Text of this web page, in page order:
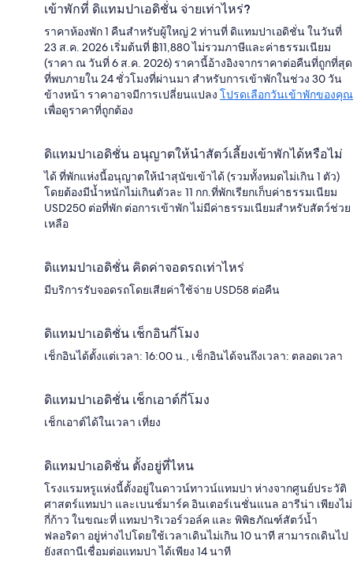
เข้าพักที่ ดิแทมปาเอดิชั่น จ่ายเท่าไหร่?
ราคาห้องพัก 1 คืนสำหรับผู้ใหญ่ 2 ท่านที่ ดิแทมปาเอดิชั่น ในวันที่
23 ส.ค. 2026 เริ่มต้นที่ ฿11,880 ไม่รวมภาษีและค่าธรรมเนียม
(ราคา ณ วันที่ 6 ส.ค. 2026) ราคานี้อ้างอิงจากราคาต่อคืนที่ถูกที่สุด
ที่พบภายใน 24 ชั่วโมงที่ผ่านมา สำหรับการเข้าพักในช่วง 30 วัน
ข้างหน้า ราคาอาจมีการเปลี่ยนแปลง โปรดเลือกวันเข้าพักของคุณ
เพื่อดูราคาที่ถูกต้อง
ดิแทมปาเอดิชั่น อนุญาตให้นำสัตว์เลี้ยงเข้าพักได้หรือไม่
ได้ ที่พักแห่งนี้อนุญาตให้นำสุนัขเข้าได้ (รวมทั้งหมดไม่เกิน 1 ตัว)
โดยต้องมีน้ำหนักไม่เกินตัวละ 11 กก.ที่พักเรียกเก็บค่าธรรมเนียม
USD250 ต่อที่พัก ต่อการเข้าพัก ไม่มีค่าธรรมเนียมสำหรับสัตว์ช่วย
เหลือ
ดิแทมปาเอดิชั่น คิดค่าจอดรถเท่าไหร่
มีบริการรับจอดรถโดยเสียค่าใช้จ่าย USD58 ต่อคืน
ดิแทมปาเอดิชั่น เช็กอินกี่โมง
เช็กอินได้ตั้งแต่เวลา: 16:00 น., เช็กอินได้จนถึงเวลา: ตลอดเวลา
ดิแทมปาเอดิชั่น เช็กเอาต์กี่โมง
เช็กเอาต์ได้ในเวลา เที่ยง
ดิแทมปาเอดิชั่น ตั้งอยู่ที่ไหน
โรงแรมหรูแห่งนี้ตั้งอยู่ในดาวน์ทาวน์แทมปา ห่างจากศูนย์ประวัติ
ศาสตร์แทมปา และเบนช์มาร์ค อินเตอร์เนชั่นแนล อารีน่า เพียงไม่
กี่ก้าว ในขณะที่ แทมปาริเวอร์วอล์ค และ พิพิธภัณฑ์สัตว์น้ำ
ฟลอริดา อยู่ห่างไปโดยใช้เวลาเดินไม่เกิน 10 นาที สามารถเดินไป
ยังสถานีเชื่อมต่อแทมปา ได้เพียง 14 นาที